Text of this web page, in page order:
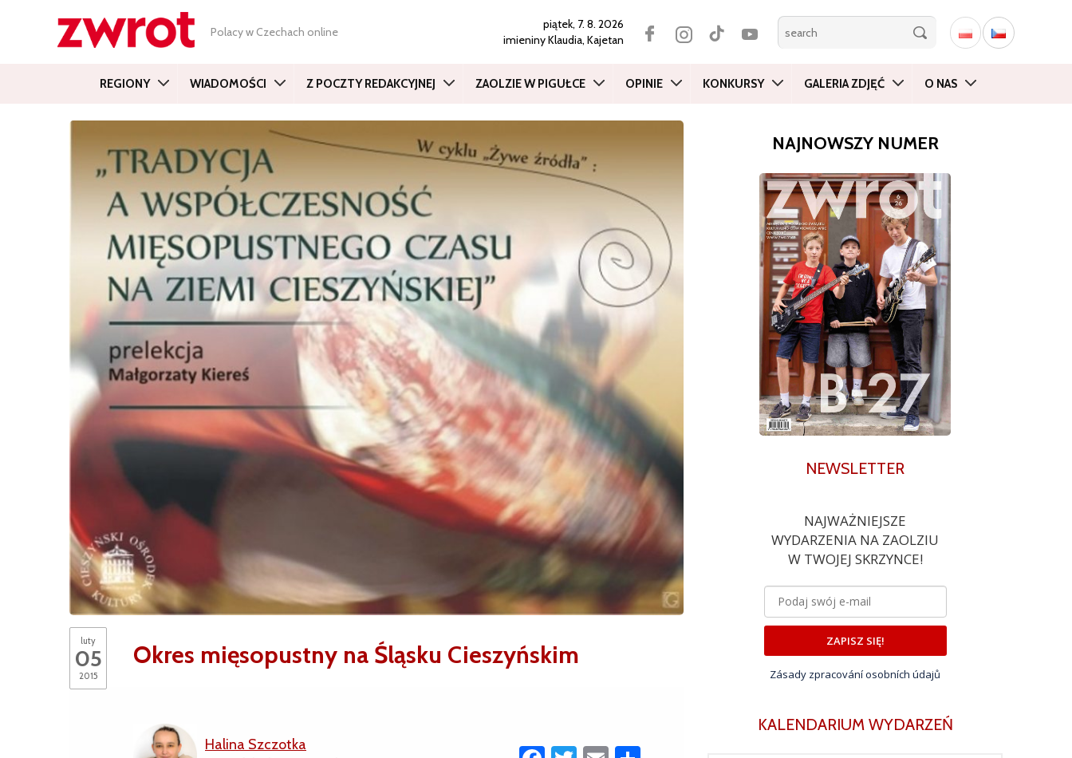
Polacy w Czechach online
piątek, 7. 8. 2026
imieninyKlaudia, Kajetan
REGIONY WIADOMOŚCI Z POCZTY REDAKCYJNEJ ZAOLZIE W PIGUŁCE OPINIE KONKURSY GALERIA ZDJĘĆ O NAS
luty
05
2015
Okres mięsopustny na Śląsku Cieszyńskim
Halina Szczotka
NAJNOWSZY NUMER
NEWSLETTER
NAJWAŻNIEJSZE
WYDARZENIA NA ZAOLZIU
W TWOJEJ SKRZYNCE!
ZAPISZ SIĘ!
Zásady zpracování osobních údajů
KALENDARIUM WYDARZEŃ